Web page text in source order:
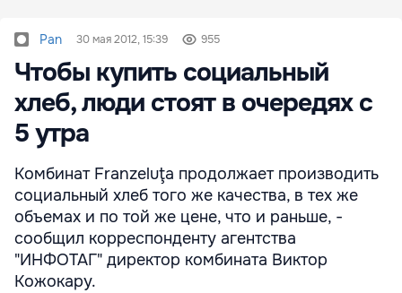
Pan 30 мая 2012, 15:39 955
Чтобы купить социальный
хлеб, люди стоят в очередях с
5 утра
Комбинат Franzeluţa продолжает производить
социальный хлеб того же качества, в тех же
объемах и по той же цене, что и раньше, -
сообщил корреспонденту агентства
"ИНФОТАГ" директор комбината Виктор
Кожокару.